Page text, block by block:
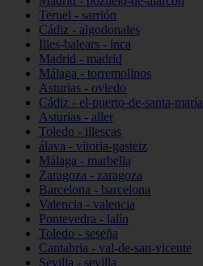
Teruel - sarrión
Cádiz - algodonales
Illes-balears - inca
Madrid - madrid
Málaga - torremolinos
Asturias - oviedo
Cádiz - el-puerto-de-santa-maría
Asturias - aller
Toledo - illescas
álava - vitoria-gasteiz
Málaga - marbella
Zaragoza - zaragoza
Barcelona - barcelona
Valencia - valencia
Pontevedra - lalín
Toledo - seseña
Cantabria - val-de-san-vicente
Sevilla - sevilla